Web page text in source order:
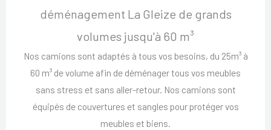
déménagement La Gleize de grands
volumes jusqu'à 60 m³
Nos camions sont adaptés à tous vos besoins, du 25m³ à
60 m³ de volume afin de déménager tous vos meubles
sans stress et sans aller-retour. Nos camions sont
équipés de couvertures et sangles pour protéger vos
meubles et biens.